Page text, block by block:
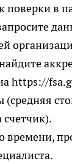
поверки в
https://
(средняя
счетчик).
времени,